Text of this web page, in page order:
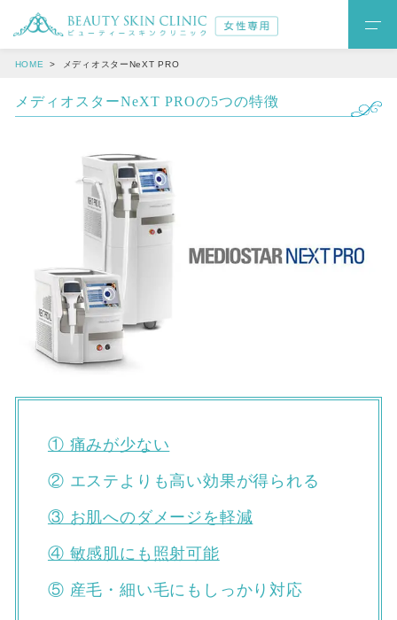
HOME メディオスターNeXT PRO
メディオスターNeXT PROの5つの特徴
① 痛みが少ない
② エステよりも高い効果が得られる
③ お肌へのダメージを軽減
④ 敏感肌にも照射可能
⑤ 産毛・細い毛にもしっかり対応